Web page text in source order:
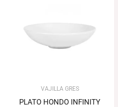
VAJILLA GRES
PLATO HONDO INFINITY